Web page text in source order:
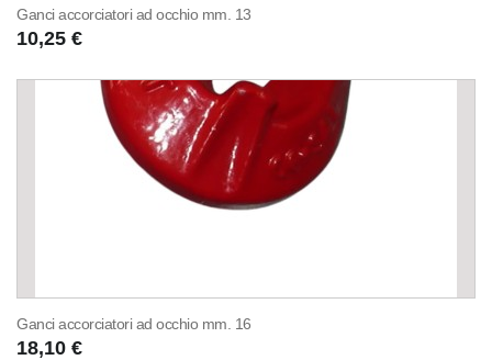
Ganci accorciatori ad occhio mm. 13
10,25 €
Ganci accorciatori ad occhio mm. 16
18,10 €